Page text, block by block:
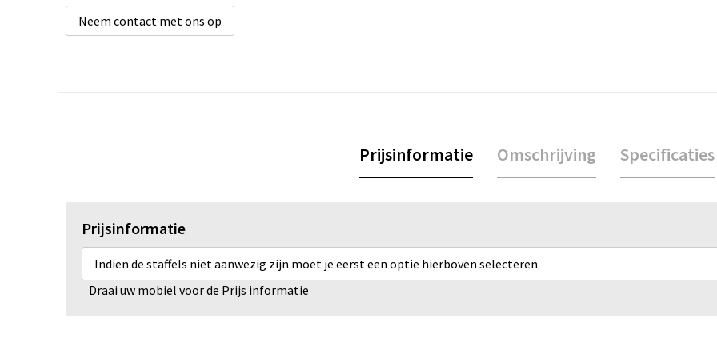
Neem contact met ons op
Prijsinformatie Omschrijving Specificaties
Prijsinformatie
Indien de staffels niet aanwezig zijn moet je eerst een optie hierboven selecteren
Draai uw mobiel voor de Prijs informatie